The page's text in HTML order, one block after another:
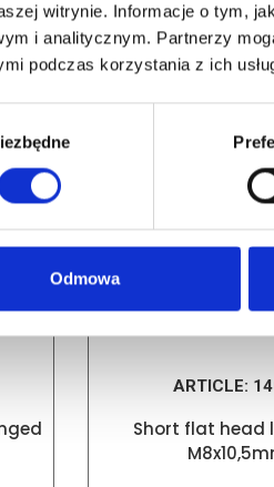
witrynie. Informacje o tym,
i analitycznym. Partnerzy
podczas korzystania z ich
Odmowa
ARTICLE:
Short flat head